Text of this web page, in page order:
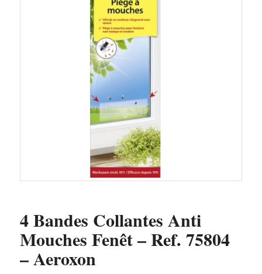
4 Bandes Collantes Anti
Mouches Fenêt – Ref. 75804
– Aeroxon